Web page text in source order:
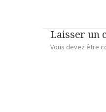
Laisser un
Vous devez être